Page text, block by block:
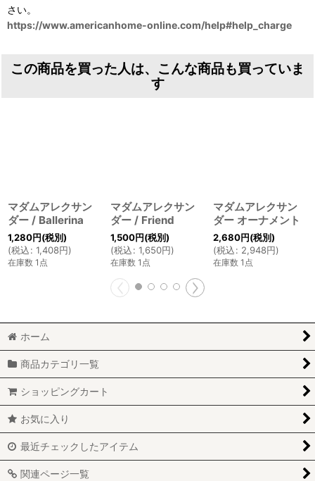
さい。
https://www.americanhome-online.com/help#help_charge
この商品を買った人は、こんな商品も買っていま
す
マダムアレクサン
ダー / Ballerina
1,280円(税別)
(税込: 1,408円)
在庫数 1点
マダムアレクサン
ダー / Friend
1,500円(税別)
(税込: 1,650円)
在庫数 1点
マダムアレクサン
ダー オーナメント
2,680円(税別)
(税込: 2,948円)
在庫数 1点
ホーム
商品カテゴリ一覧
ショッピングカート
お気に入り
最近チェックしたアイテム
関連ページ一覧